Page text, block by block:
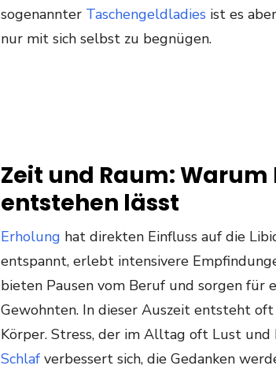
sogenannter Taschengeldladies ist es
nur mit sich selbst zu begnügen.
Zeit und Raum: Warum
entstehen lässt
Erholung hat direkten Einfluss auf die
entspannt, erlebt intensivere
bieten Pausen vom Beruf und sorgen für
Gewohnten. In dieser Auszeit entsteht
Körper. Stress, der im Alltag oft Lust
Schlaf verbessert sich, die Gedanken